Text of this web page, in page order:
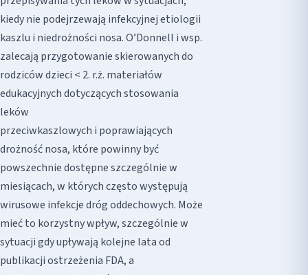
kiedy nie podejrzewają infekcyjnej etiologii
kaszlu i niedrożności nosa. O’Donnell i wsp.
zalecają przygotowanie skierowanych do
rodziców dzieci < 2. r.ż. materiałów
edukacyjnych dotyczących stosowania
leków
przeciwkaszlowych i poprawiających
drożność nosa, które powinny być
powszechnie dostępne szczególnie w
miesiącach, w których często występują
wirusowe infekcje dróg oddechowych. Może
mieć to korzystny wpływ, szczególnie w
sytuacji gdy upływają kolejne lata od
publikacji ostrzeżenia FDA, a